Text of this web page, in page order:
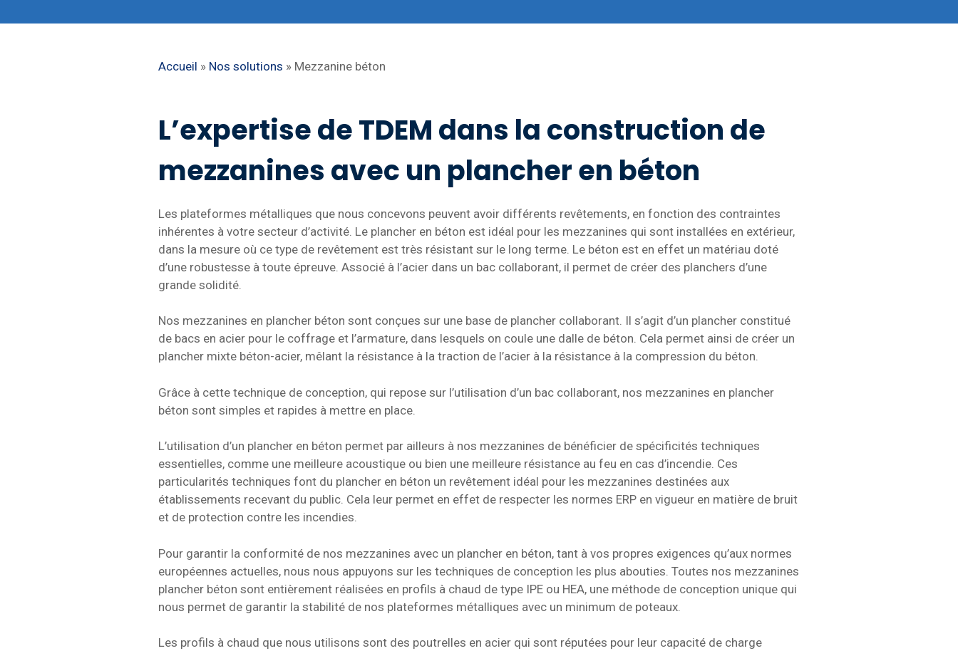
Accueil » Nos solutions » Mezzanine béton
L’expertise de TDEM dans la construction de
mezzanines avec un plancher en béton
Les plateformes métalliques que nous concevons peuvent avoir différents revêtements, en fonction des contraintes
inhérentes à votre secteur d’activité. Le plancher en béton est idéal pour les mezzanines qui sont installées en extérieur,
dans la mesure où ce type de revêtement est très résistant sur le long terme. Le béton est en effet un matériau doté
d’une robustesse à toute épreuve. Associé à l’acier dans un bac collaborant, il permet de créer des planchers d’une
grande solidité.
Nos mezzanines en plancher béton sont conçues sur une base de plancher collaborant. Il s’agit d’un plancher constitué
de bacs en acier pour le coffrage et l’armature, dans lesquels on coule une dalle de béton. Cela permet ainsi de créer un
plancher mixte béton-acier, mêlant la résistance à la traction de l’acier à la résistance à la compression du béton.
Grâce à cette technique de conception, qui repose sur l’utilisation d’un bac collaborant, nos mezzanines en plancher
béton sont simples et rapides à mettre en place.
L’utilisation d’un plancher en béton permet par ailleurs à nos mezzanines de bénéficier de spécificités techniques
essentielles, comme une meilleure acoustique ou bien une meilleure résistance au feu en cas d’incendie. Ces
particularités techniques font du plancher en béton un revêtement idéal pour les mezzanines destinées aux
établissements recevant du public. Cela leur permet en effet de respecter les normes ERP en vigueur en matière de bruit
et de protection contre les incendies.
Pour garantir la conformité de nos mezzanines avec un plancher en béton, tant à vos propres exigences qu’aux normes
européennes actuelles, nous nous appuyons sur les techniques de conception les plus abouties. Toutes nos mezzanines
plancher béton sont entièrement réalisées en profils à chaud de type IPE ou HEA, une méthode de conception unique qui
nous permet de garantir la stabilité de nos plateformes métalliques avec un minimum de poteaux.
Les profils à chaud que nous utilisons sont des poutrelles en acier qui sont réputées pour leur capacité de charge